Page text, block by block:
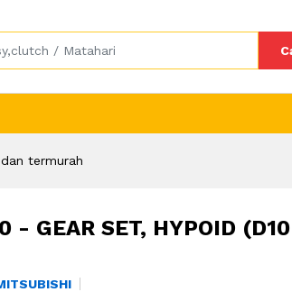
termurah
- GEAR SET, HYPOID